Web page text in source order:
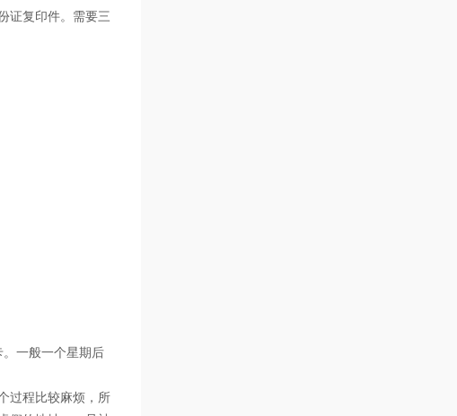
证复印件。需要三
一般一个星期后
过程比较麻烦，所